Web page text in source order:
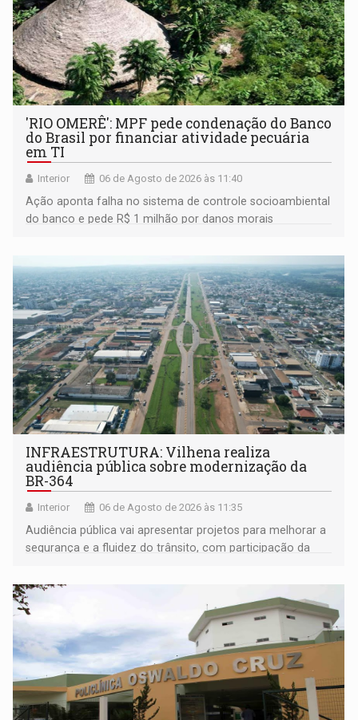
'RIO OMERÊ': MPF pede condenação do Banco
do Brasil por financiar atividade pecuária
em TI
Interior 06 de Agosto de 2026 às 11:40
Ação aponta falha no sistema de controle socioambiental
do banco e pede R$ 1 milhão por danos morais
INFRAESTRUTURA: Vilhena realiza
audiência pública sobre modernização da
BR-364
Interior 06 de Agosto de 2026 às 11:35
Audiência pública vai apresentar projetos para melhorar a
segurança e a fluidez do trânsito, com participação da